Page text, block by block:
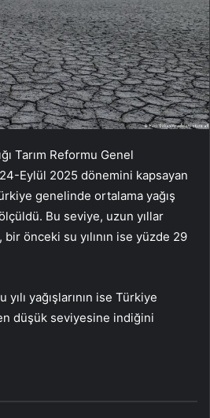
Tarım Reformu Genel
Eylül 2025 dönemini kapsayan
genelinde ortalama yağış
Bu seviye, uzun yıllar
bir önceki su yılının ise yüzde 29
yağışlarının ise Türkiye
düşük seviyesine indiğini